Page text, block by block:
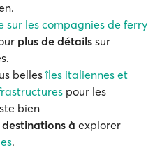
sur les compagnies de ferry
plus de détails sur
bellesîles italiennes et
pour les
bien
à explorer
.